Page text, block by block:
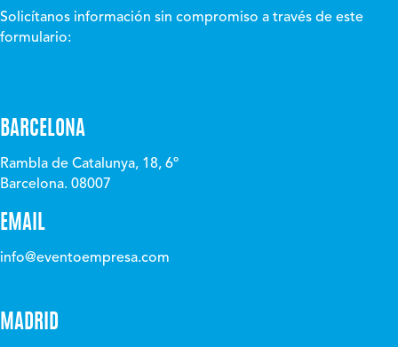
Solicítanos información sin compromiso a través de este
formulario:
BARCELONA
Rambla de Catalunya, 18, 6º
Barcelona. 08007
EMAIL
info@eventoempresa.com
MADRID